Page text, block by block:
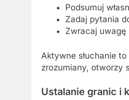
Podsumuj
Zadaj pytania
Zwracaj uwagę
Aktywne słuchanie
zrozumiany, otworzy
Ustalanie granic i